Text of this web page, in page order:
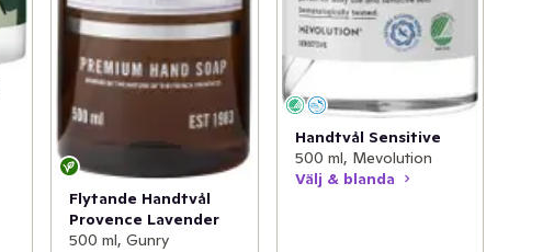
Flytande Handtvål
Provence Lavender
500 ml, Gunry
Handtvål Sensitive
500 ml, Mevolution
Välj & blanda